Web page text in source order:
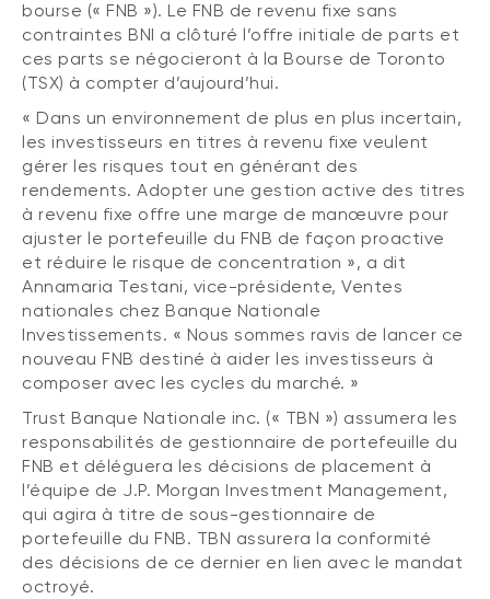
(FNB)
À propos des FNB BNI
FNB de rotation thématique BNI (NTHM)
FNB durables
SOLUTIONS DE PORTEFEUILLE
Liste des solutions de portefeuille BNI
Portefeuilles FNB BNI
Portefeuilles Méritage
Portefeuilles durables BNI
PLACEMENTS ALTERNATIFS
Placements privés
FNB d’investissements alternatifs
liquides
TYPES DE CONTENU
Articles
Balados
Vidéos
Livres blancs
DOCUMENTS RÉGLEMENTAIRES
Prospectus
Rapports annuels
Aperçus de fonds
Vote par procuration
Addendas
Relevés SPEP
Déclaration de principes sur les conflits
d’intérêts (PDF)
CONNEXION REQUISE
Portail de formation continue
Événements
Webinaires
Énoncé politique de placement
bourse (« FNB »). Le FNB de revenu fixe sans
contraintes BNI a clôturé l’offre initiale de parts et
ces parts se négocieront à la Bourse de Toronto
(TSX) à compter d’aujourd’hui.
« Dans un environnement de plus en plus incertain,
les investisseurs en titres à revenu fixe veulent
gérer les risques tout en générant des
rendements. Adopter une gestion active des titres
à revenu fixe offre une marge de manœuvre pour
ajuster le portefeuille du FNB de façon proactive
et réduire le risque de concentration », a dit
Annamaria Testani, vice-présidente, Ventes
nationales chez Banque Nationale
Investissements. « Nous sommes ravis de lancer ce
nouveau FNB destiné à aider les investisseurs à
composer avec les cycles du marché. »
Trust Banque Nationale inc. (« TBN ») assumera les
responsabilités de gestionnaire de portefeuille du
FNB et déléguera les décisions de placement à
l’équipe de J.P. Morgan Investment Management,
qui agira à titre de sous-gestionnaire de
portefeuille du FNB. TBN assurera la conformité
des décisions de ce dernier en lien avec le mandat
octroyé.